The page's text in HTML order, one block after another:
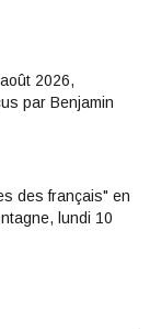
2026,
par Benjamin
des français" en
lundi 10